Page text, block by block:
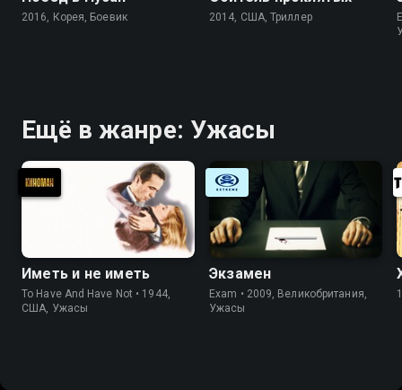
2016, Корея, Боевик 2014, США, Триллер
Ещё в жанре: Ужасы
Иметь и не иметь
To Have And Have Not • 1944,
США, Ужасы
Экзамен
Exam • 2009, Великобритания,
Ужасы